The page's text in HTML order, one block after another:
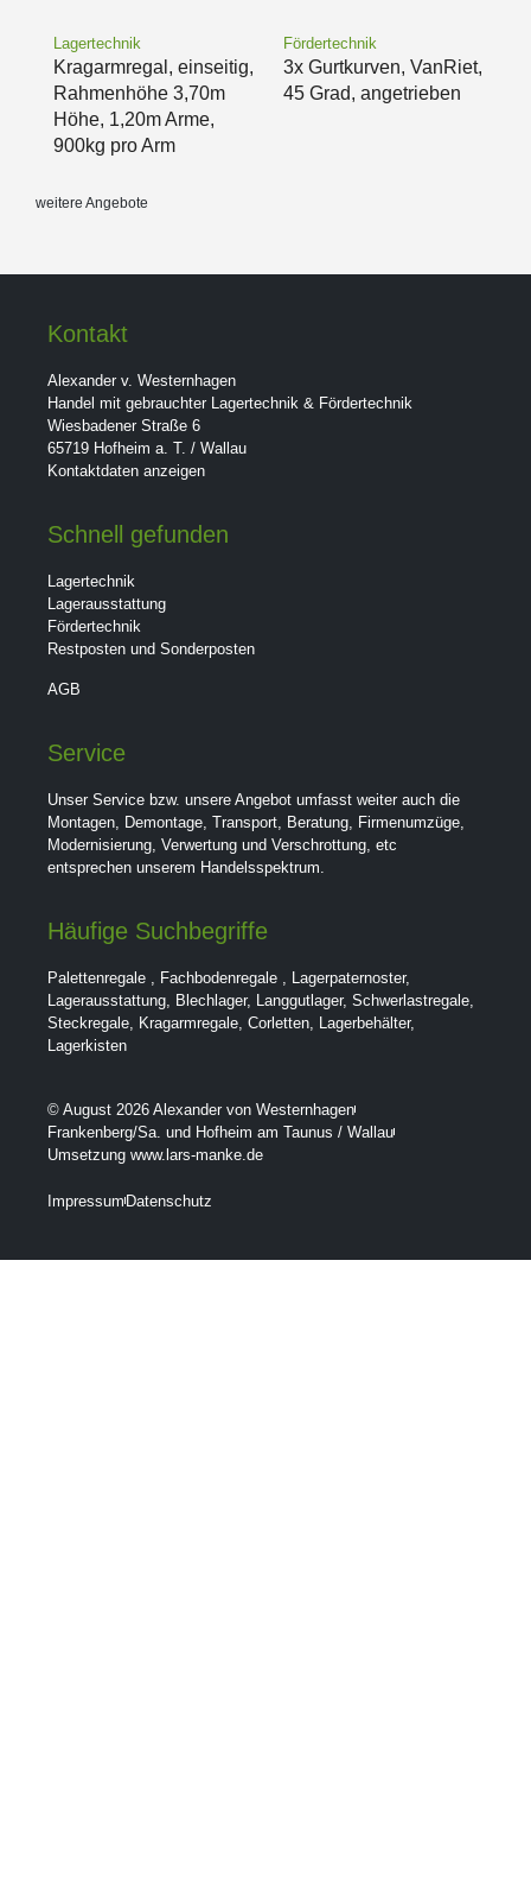
Lagertechnik
Kragarmregal, einseitig,
Rahmenhöhe 3,70m
Höhe, 1,20m Arme,
900kg pro Arm
Fördertechnik
3x Gurtkurven, VanRiet,
45 Grad, angetrieben
weitere Angebote
Kontakt
Alexander v. Westernhagen
Handel mit gebrauchter Lagertechnik & Fördertechnik
Wiesbadener Straße 6
65719 Hofheim a. T. / Wallau
Kontaktdaten anzeigen
Schnell gefunden
Lagertechnik
Lagerausstattung
Fördertechnik
Restposten und Sonderposten
AGB
Service
Unser Service bzw. unsere Angebot umfasst weiter auch die
Montagen, Demontage, Transport, Beratung, Firmenumzüge,
Modernisierung, Verwertung und Verschrottung, etc
entsprechen unserem Handelsspektrum.
Häufige Suchbegriffe
Palettenregale , Fachbodenregale , Lagerpaternoster,
Lagerausstattung, Blechlager, Langgutlager, Schwerlastregale,
Steckregale, Kragarmregale, Corletten, Lagerbehälter,
Lagerkisten
© August 2026 Alexander von Westernhagen
Frankenberg/Sa. und Hofheim am Taunus / Wallau
Umsetzung www.lars-manke.de
Impressum Datenschutz